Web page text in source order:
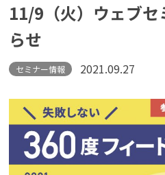
導入事例
セミナー情報
HRコラム
お知らせ
11/9（火）ウェブセ
らせ
セミナー情報 2021.09.27